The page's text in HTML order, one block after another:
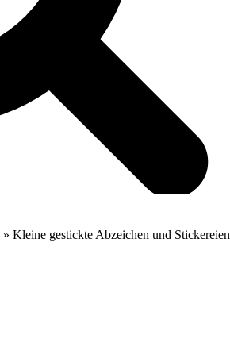
»Kleine gestickte Abzeichen und Stickereien